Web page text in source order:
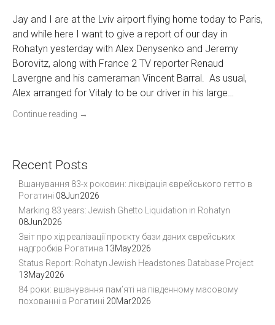
Jay and I are at the Lviv airport flying home today to Paris,
and while here I want to give a report of our day in
Rohatyn yesterday with Alex Denysenko and Jeremy
Borovitz, along with France 2 TV reporter Renaud
Lavergne and his cameraman Vincent Barral. As usual,
Alex arranged for Vitaly to be our driver in his large…
Continue reading →
Recent Posts
Вшанування 83-х роковин: ліквідація єврейського гетто в
Рогатині 08Jun2026
Marking 83 years: Jewish Ghetto Liquidation in Rohatyn
08Jun2026
Звіт про хід реалізації проєкту бази даних єврейських
надгробків Рогатина 13May2026
Status Report: Rohatyn Jewish Headstones Database Project
13May2026
84 роки: вшанування пам’яті на південному масовому
похованні в Рогатині 20Mar2026